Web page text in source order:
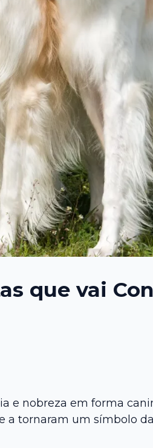
que vai
e nobreza em forma
tornaram um símbolo